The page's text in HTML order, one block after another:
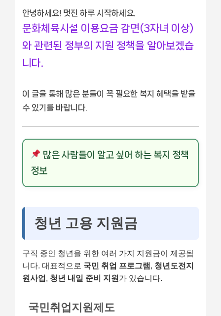
안녕하세요! 멋진 하루 시작하세요.
문화체육시설 이용요금 감면(3자녀 이상)
와 관련된 정부의 지원 정책을 알아보겠습
니다.
이 글을 통해 많은 분들이 꼭 필요한 복지 혜택을 받을
수 있기를 바랍니다.
많은 사람들이 알고 싶어 하는 복지 정책
정보
청년 고용 지원금
구직 중인 청년을 위한 여러 가지 지원금이 제공됩
니다. 대표적으로 국민 취업 프로그램 , 청년도전지
원사업 , 청년 내일 준비 지원 가 있습니다.
국민취업지원제도